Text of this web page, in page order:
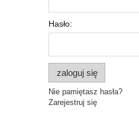
Hasło:
zaloguj się
Nie pamiętasz hasła?
Zarejestruj się